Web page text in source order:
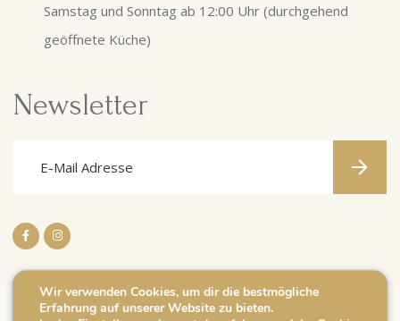
Samstag und Sonntag ab 12:00 Uhr (durchgehend
geöffnete Küche)
Newsletter
Impressum
Wir verwenden Cookies, um dir die bestmögliche
Erfahrung auf unserer Website zu bieten.